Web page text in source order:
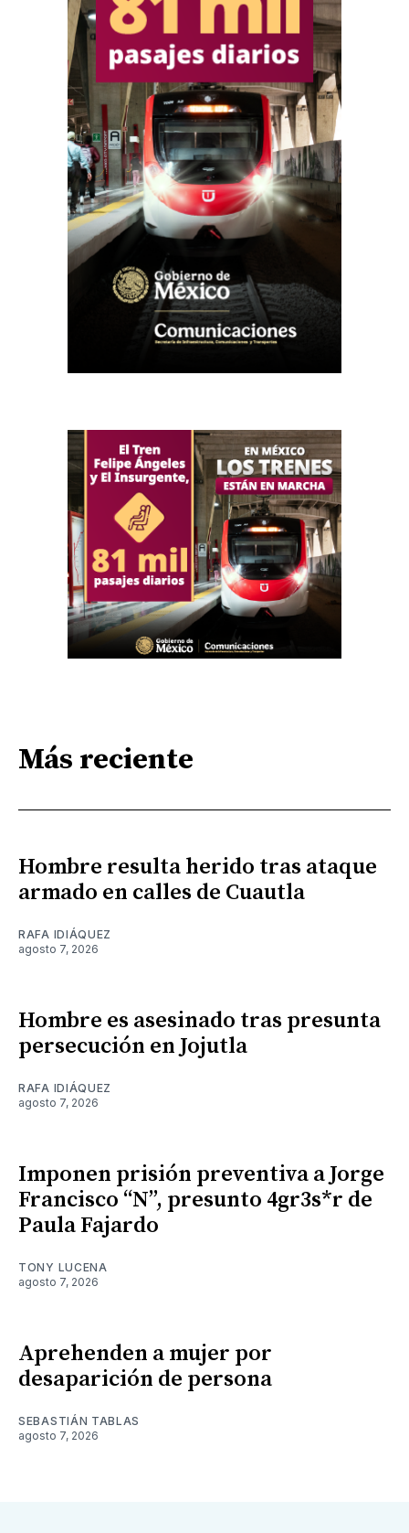
Más reciente
Hombre resulta herido tras ataque
armado en calles de Cuautla
RAFA IDIÁQUEZ
agosto 7, 2026
Hombre es asesinado tras presunta
persecución en Jojutla
RAFA IDIÁQUEZ
agosto 7, 2026
Imponen prisión preventiva a Jorge
Francisco “N”, presunto 4gr3s*r de
Paula Fajardo
TONY LUCENA
agosto 7, 2026
Aprehenden a mujer por
desaparición de persona
SEBASTIÁN TABLAS
agosto 7, 2026